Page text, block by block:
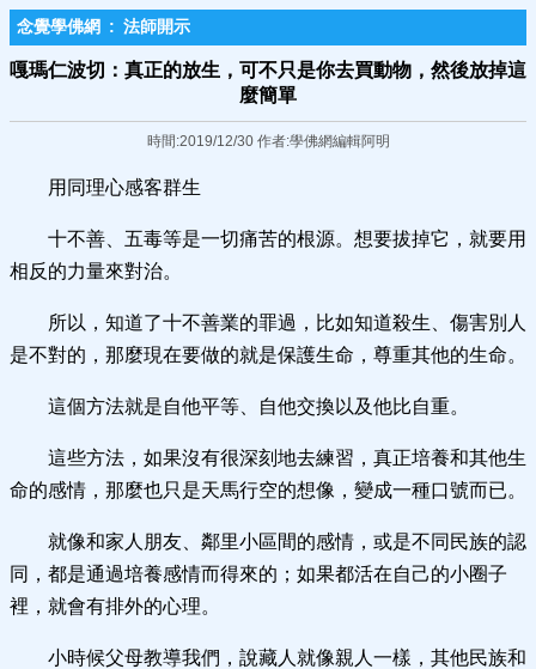
念覺學佛網 : 法師開示
嘎瑪仁波切：真正的放生，可不只是你去買動物，然後放掉這
麼簡單
時間:2019/12/30 作者:學佛網編輯阿明
用同理心感客群生
十不善、五毒等是一切痛苦的根源。想要拔掉它，就要用
相反的力量來對治。
所以，知道了十不善業的罪過，比如知道殺生、傷害別人
是不對的，那麼現在要做的就是保護生命，尊重其他的生命。
這個方法就是自他平等、自他交換以及他比自重。
這些方法，如果沒有很深刻地去練習，真正培養和其他生
命的感情，那麼也只是天馬行空的想像，變成一種口號而已。
就像和家人朋友、鄰里小區間的感情，或是不同民族的認
同，都是通過培養感情而得來的；如果都活在自己的小圈子
裡，就會有排外的心理。
小時候父母教導我們，說藏人就像親人一樣，其他民族和